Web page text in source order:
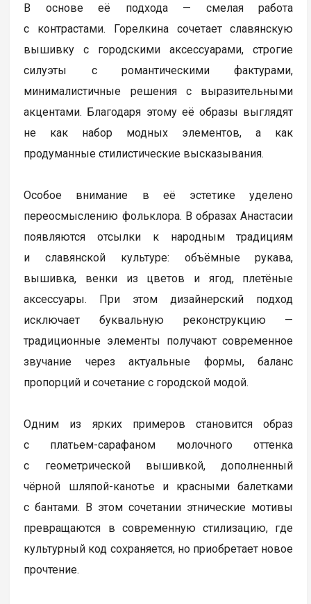
В основе её подхода — смелая работа
с контрастами. Горелкина сочетает славянскую
вышивку с городскими аксессуарами, строгие
силуэты с романтическими фактурами,
минималистичные решения с выразительными
акцентами. Благодаря этому её образы выглядят
не как набор модных элементов, а как
продуманные стилистические высказывания.
Особое внимание в её эстетике уделено
переосмыслению фольклора. В образах Анастасии
появляются отсылки к народным традициям
и славянской культуре: объёмные рукава,
вышивка, венки из цветов и ягод, плетёные
аксессуары. При этом дизайнерский подход
исключает буквальную реконструкцию —
традиционные элементы получают современное
звучание через актуальные формы, баланс
пропорций и сочетание с городской модой.
Одним из ярких примеров становится образ
с платьем-сарафаном молочного оттенка
с геометрической вышивкой, дополненный
чёрной шляпой-канотье и красными балетками
с бантами. В этом сочетании этнические мотивы
превращаются в современную стилизацию, где
культурный код сохраняется, но приобретает новое
прочтение.